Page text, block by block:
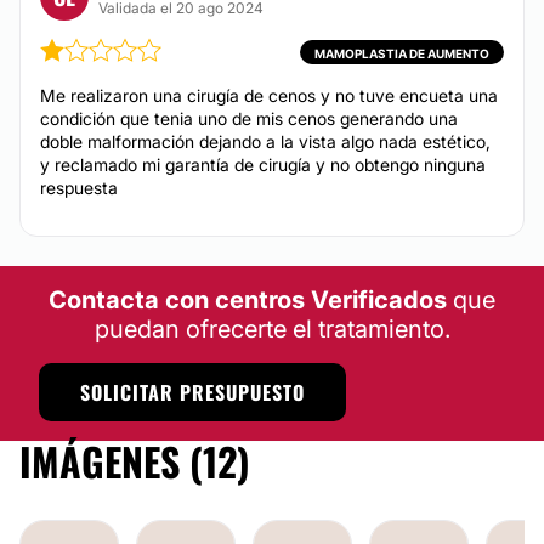
Financiación o facilidades de pago:
No
Validada el 20 ago 2024
MAMOPLASTIA DE AUMENTO
Me realizaron una cirugía de cenos y no tuve encueta una
condición que tenia uno de mis cenos generando una
doble malformación dejando a la vista algo nada estético,
y reclamado mi garantía de cirugía y no obtengo ninguna
respuesta
Contacta con centros Verificados que
puedan ofrecerte el tratamiento.
SOLICITAR PRESUPUESTO
IMÁGENES (12)